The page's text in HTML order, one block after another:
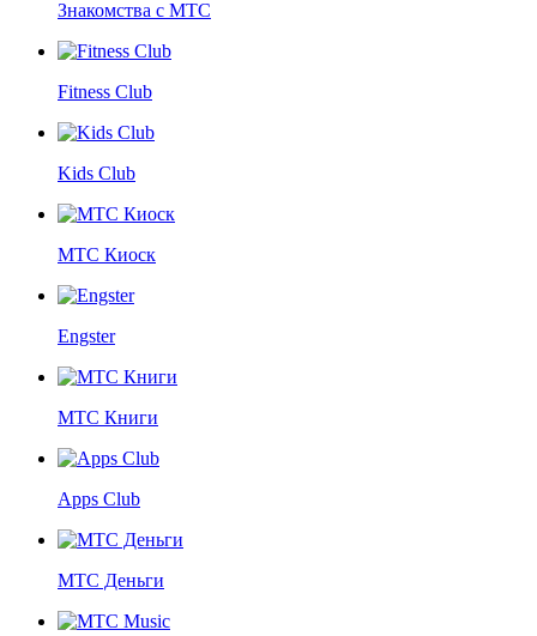
Знакомства с МТС
Fitness Club
Kids Club
МТС Киоск
Engster
МТС Книги
Apps Club
МТС Деньги